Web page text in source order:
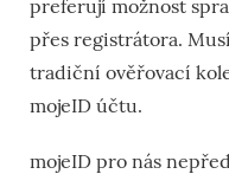
preferují možnost
přes registrátora.
tradiční ověřovací
mojeID účtu.
mojeID pro nás